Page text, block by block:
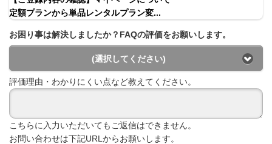
定額プランから単品レンタルプラン変...
お困り事は解決しましたか？FAQの評価をお願いします。
(選択してください)
評価理由・わかりにくい点など教えてください。
こちらに入力いただいてもご返信はできません。
お問い合わせは下記URLからお願いします。